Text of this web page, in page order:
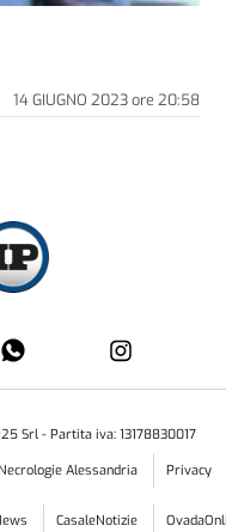
14 GIUGNO 2023ore 20:58
Srl - Partita iva: 13178830017
Necrologie Alessandria Privacy
CasaleNotizie